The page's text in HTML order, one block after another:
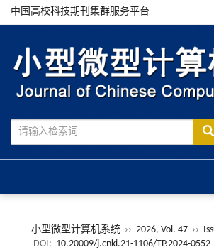
中国高校科技期刊集群服务平台
小型微型计算机系统 ›› 2026, Vol. 47 ››
DOI: 10.20009/j.cnki.21-1106/TP.2024-0552